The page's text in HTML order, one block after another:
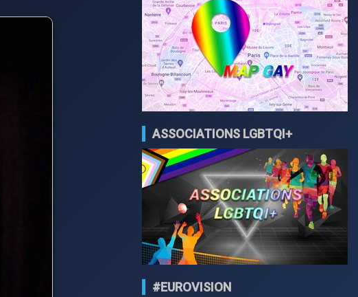
ASSOCIATIONS LGBTQI+
#EUROVISION